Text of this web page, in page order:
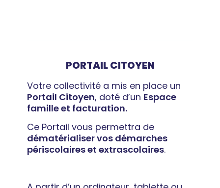
PORTAIL CITOYEN
Votre collectivité a mis en place un
Portail Citoyen, doté d’un Espace
famille et facturation.
Ce Portail vous permettra de
dématérialiser vos démarches
périscolaires et extrascolaires.